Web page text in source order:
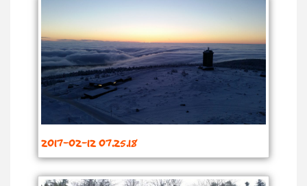
2017-02-12 07.25.18